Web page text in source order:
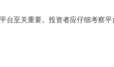
台至关重要。投资者应仔细考察